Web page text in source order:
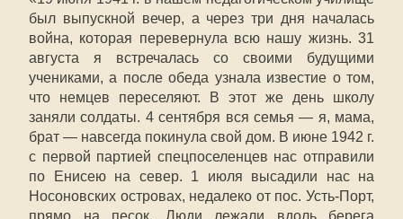
был выпускной вечер, а через три дня началась
война, которая перевернула всю нашу жизнь. 31
августа я встречалась со своими будущими
учениками, а после обеда узнала известие о том,
что немцев переселяют. В этот же день школу
заняли солдаты. 4 сентября вся семья — я, мама,
брат — навсегда покинула свой дом. В июне 1942 г.
с первой партией спецпоселенцев нас отправили
по Енисею на север. 1 июля высадили нас на
Носоновских островах, недалеко от пос. Усть-Порт,
прямо на песок. Люди лежали вдоль берега